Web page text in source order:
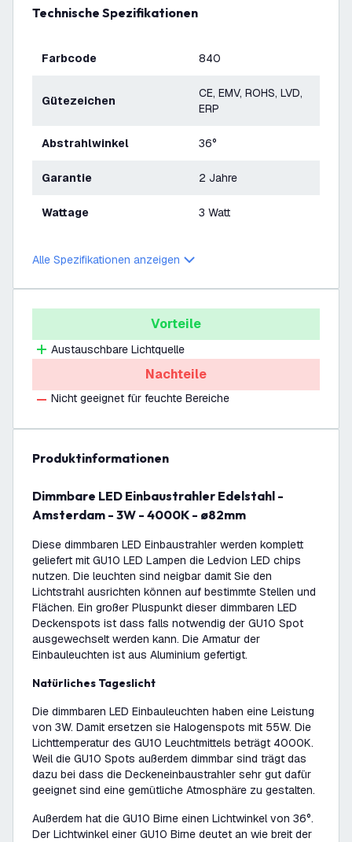
Technische Spezifikationen
Farbcode 840
Gütezeichen
CE, EMV, ROHS, LVD,
ERP
Abstrahlwinkel 36°
Garantie 2 Jahre
Wattage 3 Watt
Alle Spezifikationen anzeigen
Vorteile
Austauschbare Lichtquelle
Nachteile
Nicht geeignet für feuchte Bereiche
Produktinformationen
Dimmbare LED Einbaustrahler Edelstahl -
Amsterdam - 3W - 4000K - ø82mm
Diese dimmbaren LED Einbaustrahler werden komplett
geliefert mit GU10 LED Lampen die Ledvion LED chips
nutzen. Die leuchten sind neigbar damit Sie den
Lichtstrahl ausrichten können auf bestimmte Stellen und
Flächen. Ein großer Pluspunkt dieser dimmbaren LED
Deckenspots ist dass falls notwendig der GU10 Spot
ausgewechselt werden kann. Die Armatur der
Einbauleuchten ist aus Aluminium gefertigt.
Natürliches Tageslicht
Die dimmbaren LED Einbauleuchten haben eine Leistung
von 3W. Damit ersetzen sie Halogenspots mit 55W. Die
Lichttemperatur des GU10 Leuchtmittels beträgt 4000K.
Weil die GU10 Spots außerdem dimmbar sind trägt das
dazu bei dass die Deckeneinbaustrahler sehr gut dafür
geeignet sind eine gemütliche Atmosphäre zu gestalten.
Außerdem hat die GU10 Birne einen Lichtwinkel von 36°.
Der Lichtwinkel einer GU10 Birne deutet an wie breit der